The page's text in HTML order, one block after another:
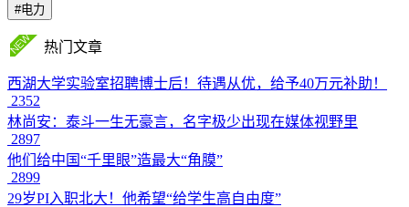
#电力
热门文章
西湖大学实验室招聘博士后！待遇从优，给予40万元补助！
2352
林尚安：泰斗一生无豪言，名字极少出现在媒体视野里
2897
他们给中国“千里眼”造最大“角膜”
2899
29岁PI入职北大！他希望“给学生高自由度”